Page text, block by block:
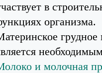
в
организма.
грудное
и молочная